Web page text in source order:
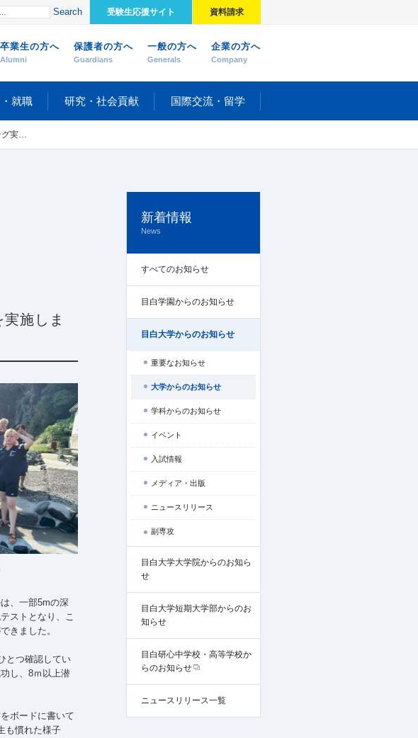
Search 受験生応援サイト 資料請求
卒業生の方へ
Alumni
保護者の方へ
Guardians
一般の方へ
Generals
企業の方へ
Company
就職 研究・社会貢献 国際交流・留学
した
施しま
、一部5mの深
ストとなり、こ
きました。
とつ確認してい
し、8ｍ以上潜
ボードに書いて
も慣れた様子
新着情報
News
すべてのお知らせ
目白学園からのお知らせ
目白大学からのお知らせ
重要なお知らせ
大学からのお知らせ
学科からのお知らせ
イベント
入試情報
メディア・出版
ニュースリリース
副専攻
目白大学大学院からのお知ら
せ
目白大学短期大学部からのお
知らせ
目白研心中学校・高等学校か
らのお知らせ
ニュースリリース一覧